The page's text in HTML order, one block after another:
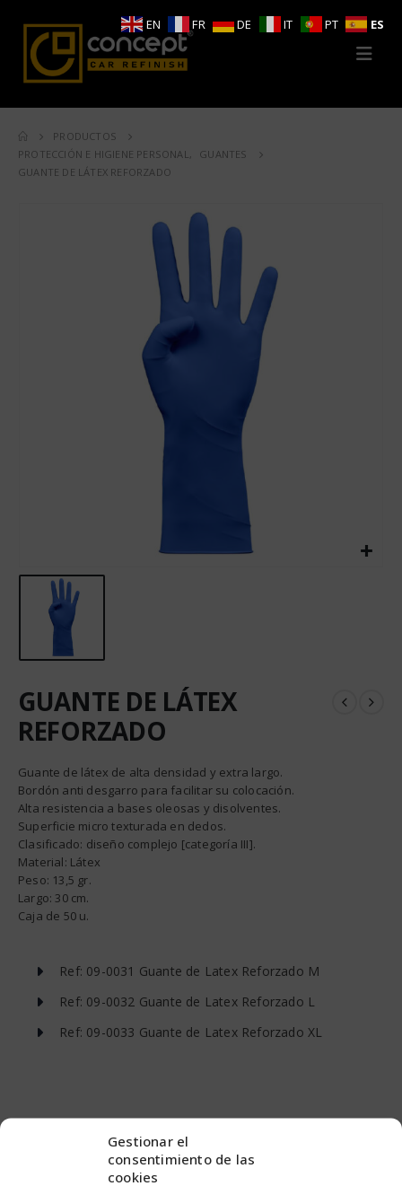
Gestionar el
consentimiento de las
cookies
PRODUCTOS
PROTECCIÓN E HIGIENE PERSONAL,
GUANTES
GUANTE DE LÁTEX REFORZADO
GUANTE DE LÁTEX
REFORZADO
Guante de látex de alta densidad y extra largo.
Bordón anti desgarro para facilitar su colocación.
Alta resistencia a bases oleosas y disolventes.
Superficie micro texturada en dedos.
Clasificado: diseño complejo [categoría III].
Material: Látex
Peso: 13,5 gr.
Largo: 30 cm.
Caja de 50 u.
Ref: 09-0031 Guante de Latex Reforzado M
Ref: 09-0032 Guante de Latex Reforzado L
Ref: 09-0033 Guante de Latex Reforzado XL
EN FR DE IT PT ES